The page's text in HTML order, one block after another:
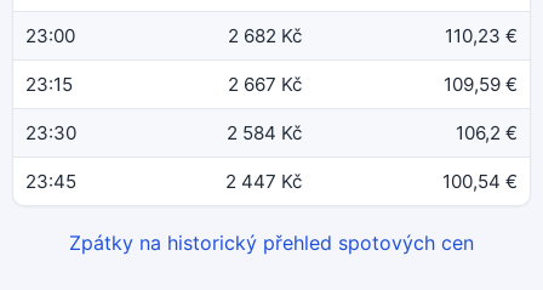
23:00 2 682 Kč 110,23 €
23:15 2 667 Kč 109,59 €
23:30 2 584 Kč 106,2 €
23:45 2 447 Kč 100,54 €
Zpátky na historický přehled spotových cen